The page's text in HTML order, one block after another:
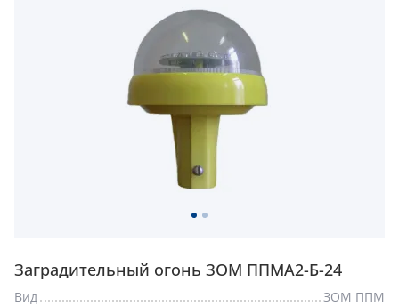
Заградительный огонь ЗОМ ППМА2-Б-24
Вид
ЗОМ ППМ